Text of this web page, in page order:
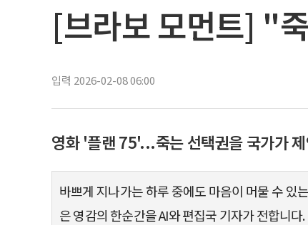
[브라보 모먼트] "
입력 2026-02-08 06:00
영화 '플랜 75'...죽는 선택권을 국가가
바쁘게 지나가는 하루 중에도 마음이 머물 수 있
은 영감의 한순간을 AI와 편집국 기자가 전합니다.